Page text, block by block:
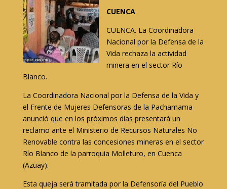
CUENCA
CUENCA. La Coordinadora
Nacional por la Defensa de la
Vida rechaza la actividad
minera en el sector Río
Blanco.
La Coordinadora Nacional por la Defensa de la Vida y
el Frente de Mujeres Defensoras de la Pachamama
anunció que en los próximos días presentará un
reclamo ante el Ministerio de Recursos Naturales No
Renovable contra las concesiones mineras en el sector
Río Blanco de la parroquia Molleturo, en Cuenca
(Azuay).
Esta queja será tramitada por la Defensoría del Pueblo